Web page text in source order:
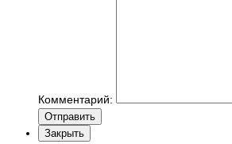
Комментарий:
Отправить
Закрыть